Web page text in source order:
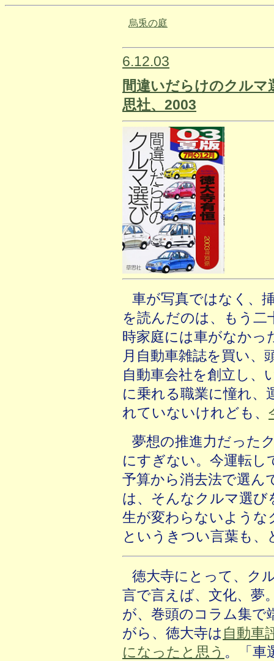
烏兎の庭
6.12.03
間違いだらけのクルマ
思社、2003
車が写真ではなく、
を読んだのは、もう二
時家庭には車がなかっ
月自動車雑誌を買い、
自動車会社を創立し、
に乗れる職業に憧れ、
れていないけれども、
夢想の推進力だった
にすぎない。今運転し
予算から消去法で選ん
は、そんなクルマ選び
生が変わらないよう
というきつい言葉も
徳大寺にとって、ク
言で言えば、文化、夢
が、巻頭のコラム集で
がら、徳大寺は 自動車
になったと思う 。「車